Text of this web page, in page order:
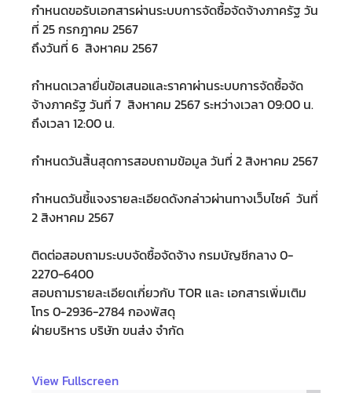
กำหนดขอรับเอกสารผ่านระบบการจัดซื้อจัดจ้างภาครัฐ วัน
ที่ 25 กรกฎาคม 2567
ถึงวันที่ 6 สิงหาคม 2567
กำหนดเวลายื่นข้อเสนอและราคาผ่านระบบการจัดซื้อจัด
จ้างภาครัฐ วันที่ 7 สิงหาคม 2567 ระหว่างเวลา 09:00 น.
ถึงเวลา 12:00 น.
กำหนดวันสิ้นสุดการสอบถามข้อมูล วันที่ 2 สิงหาคม 2567
กำหนดวันชี้แจงรายละเอียดดังกล่าวผ่านทางเว็บไซค์ วันที่
2 สิงหาคม 2567
ติดต่อสอบถามระบบจัดซื้อจัดจ้าง กรมบัญชีกลาง 0-
2270-6400
สอบถามรายละเอียดเกี่ยวกับ TOR และ เอกสารเพิ่มเติม
โทร 0-2936-2784 กองพัสดุ
ฝ่ายบริหาร บริษัท ขนส่ง จำกัด
View Fullscreen